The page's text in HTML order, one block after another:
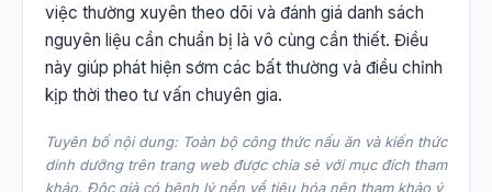
việc thường xuyên theo dõi và đánh giá danh sách
nguyên liệu cần chuẩn bị là vô cùng cần thiết. Điều
này giúp phát hiện sớm các bất thường và điều chỉnh
kịp thời theo tư vấn chuyên gia.
Tuyên bố nội dung: Toàn bộ công thức nấu ăn và kiến thức
dinh dưỡng trên trang web được chia sẻ với mục đích tham
khảo. Độc giả có bệnh lý nền về tiêu hóa nên tham khảo ý